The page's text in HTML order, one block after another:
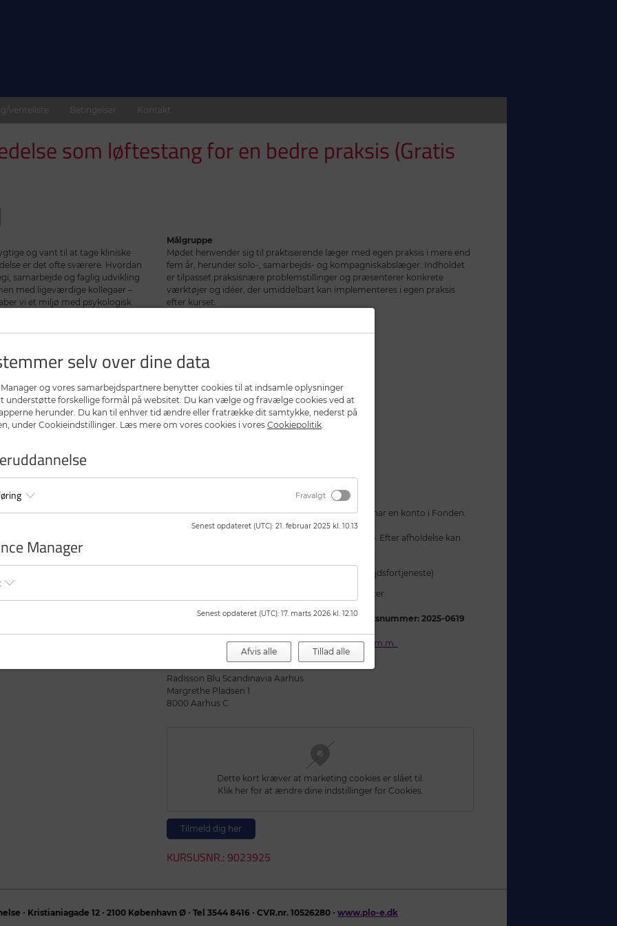
venteliste Betingelser Kontakt
som løftestang for en bedre praksis (Gratis
og vant til at tage kliniske
er det ofte sværere. Hvordan
samarbejde og faglig udvikling
med ligeværdige kollegaer –
vi et miljø med psykologisk
og høj kvalitet?
redskaber til at forstå og styrke
både strategisk og faglig
– alt sammen med fokus
du kan tage med hjem og
mere dybdegående
og henvender
give dig en forståelse af, at
klinik. Kurset øger din
sætter fokus på mulige
til almen praksis, som er et
forskellige metoder bliver
Målgruppe
Mødet henvender sig til praktiserende læger med egen praksis i mere end
fem år, herunder solo-, samarbejds- og kompagniskabslæger. Indholdet
er tilpasset praksisnære problemstillinger og præsenterer konkrete
værktøjer og idéer, der umiddelbart kan implementeres i egen praksis
efter kurset.
Underviser
Dato
23. september 2025 kl. 16.00-19.45
Tilmeldingsfrist
Mødet og forplejning er gratis
Tilskuddet kan søges af praktiserende læger, som har en konto i Fonden.
Mødet er godkendt som selvvalgt efteruddannelse. Efter afholdelse kan
½ dags efteruddannelseshonorar (tabt arbejdsfortjeneste)
Der kan herudover søges tilskud til transportudgifter.
For at søge tilskud efter deltagelse, benytaktivitetsnummer: 2025-0619
Se spørgsmål og svar om efteruddannelsesmidler m.m.
Radisson Blu Scandinavia Aarhus
Margrethe Pladsen 1
8000 Aarhus C
Dette kort kræver at marketing cookies er slået til.
Klik her for at ændre dine indstillinger for Cookies.
Tilmeld dig her
KURSUSNR.: 9023925
∙ Kristianiagade 12 ∙ 2100 København Ø ∙ Tel 3544 8416 ∙ CVR.nr. 10526280 ∙ www.plo-e.dk
selv over dine data
og vores samarbejdspartnere benytter cookies til at indsamle oplysninger
understøtte forskellige formål på websitet. Du kan vælge og fravælge cookies ved at
herunder. Du kan til enhver tid ændre eller fratrække dit samtykke, nederst på
under Cookieindstillinger. Læs mere om vores cookies i vores Cookiepolitik.
Fravalgt
Senest opdateret (UTC): 21. februar 2025 kl. 10.13
Manager
Senest opdateret (UTC): 17. marts 2026 kl. 12.10
Afvis alle Tillad alle